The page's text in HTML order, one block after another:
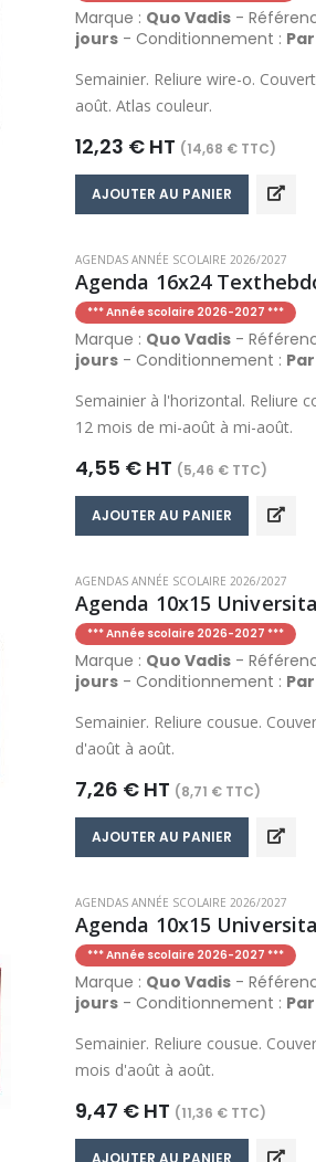
Marque : Quo Vadis -
jours - Conditionnement : Par
Semainier. Reliure wire-o.
août. Atlas couleur.
12,23 € HT (14,68 € TTC)
AJOUTER AU PANIER
AGENDAS ANNÉE SCOLAIRE 2026/2027
Agenda 16x24
*** Année scolaire 2026-2027 ***
Marque : Quo Vadis -
jours - Conditionnement : Par
Semainier à l'horizontal. Reliure
12 mois de mi-août à mi-août.
4,55 € HT (5,46 € TTC)
AJOUTER AU PANIER
AGENDAS ANNÉE SCOLAIRE 2026/2027
Agenda 10x15
*** Année scolaire 2026-2027 ***
Marque : Quo Vadis -
jours - Conditionnement : Par
Semainier. Reliure cousue.
d'août à août.
7,26 € HT (8,71 € TTC)
AJOUTER AU PANIER
AGENDAS ANNÉE SCOLAIRE 2026/2027
Agenda 10x15
*** Année scolaire 2026-2027 ***
Marque : Quo Vadis -
jours - Conditionnement : Par
Semainier. Reliure cousue.
mois d'août à août.
9,47 € HT (11,36 € TTC)
AJOUTER AU PANIER